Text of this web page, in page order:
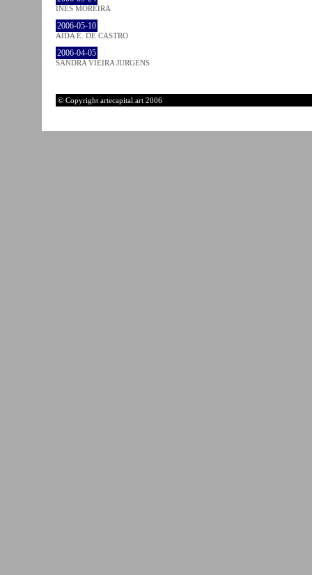
INÊS MOREIRA
2006-05-10
AIDA E. DE CASTRO
2006-04-05
SANDRA VIEIRA JURGENS
© Copyright artecapital.art 2006